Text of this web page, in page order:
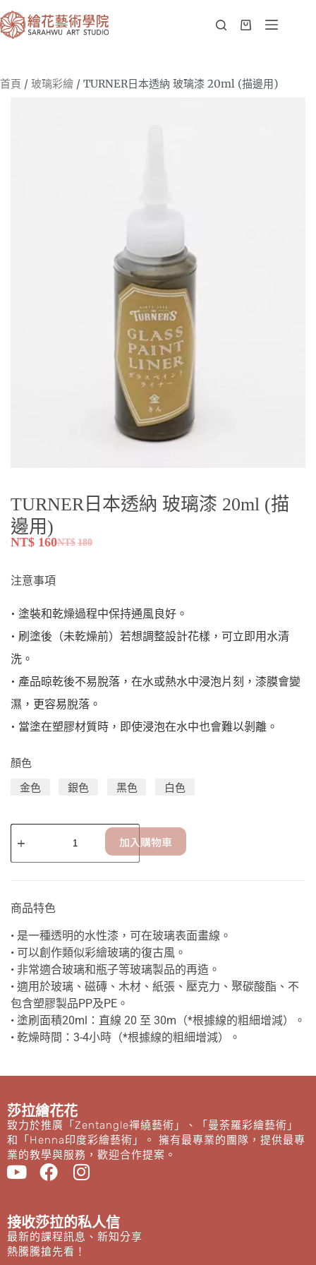
首頁 / 玻璃彩繪 / TURNER日本透納 玻璃漆 20ml (描邊用)
TURNER日本透納 玻璃漆 20ml (描
邊用)
NT$ 180
NT$ 160
注意事項
• 塗裝和乾燥過程中保持通風良好。
• 刷塗後（未乾燥前）若想調整設計花樣，可立即用水清
洗。
• 產品晾乾後不易脫落，在水或熱水中浸泡片刻，漆膜會變
濕，更容易脫落。
• 當塗在塑膠材質時，即使浸泡在水中也會難以剝離。
顏色
金色 銀色 黑色 白色
加入購物車
商品特色
• 是一種透明的水性漆，可在玻璃表面畫線。
• 可以創作類似彩繪玻璃的復古風。
• 非常適合玻璃和瓶子等玻璃製品的再造。
• 適用於玻璃、磁磚、木材、紙張、壓克力、聚碳酸酯、不
包含塑膠製品PP及PE。
• 塗刷面積20ml：直線 20 至 30m（*根據線的粗細增減）。
• 乾燥時間：3-4小時（*根據線的粗細增減）。
莎拉繪花花
致力於推廣「Zentangle禪繞藝術」、「曼荼羅彩繪藝術」
和「Henna印度彩繪藝術」。 擁有最專業的團隊，提供最專
業的教學與服務，歡迎合作提案。
接收莎拉的私人信
最新的課程訊息、新知分享
熱騰騰搶先看！